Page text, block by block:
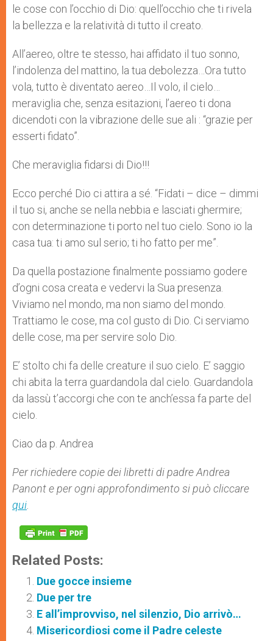
le cose con l’occhio di Dio: quell’occhio che ti rivela
la bellezza e la relatività di tutto il creato.
All’aereo, oltre te stesso, hai affidato il tuo sonno,
l’indolenza del mattino, la tua debolezza…Ora tutto
vola, tutto è diventato aereo…Il volo, il cielo…
meraviglia che, senza esitazioni, l’aereo ti dona
dicendoti con la vibrazione delle sue ali : “grazie per
esserti fidato”.
Che meraviglia fidarsi di Dio!!!
Ecco perché Dio ci attira a sé. “Fidati – dice – dimmi
il tuo si, anche se nella nebbia e lasciati ghermire;
con determinazione ti porto nel tuo cielo. Sono io la
casa tua: ti amo sul serio; ti ho fatto per me”.
Da quella postazione finalmente possiamo godere
d’ogni cosa creata e vedervi la Sua presenza.
Viviamo nel mondo, ma non siamo del mondo.
Trattiamo le cose, ma col gusto di Dio. Ci serviamo
delle cose, ma per servire solo Dio.
E’ stolto chi fa delle creature il suo cielo. E’ saggio
chi abita la terra guardandola dal cielo. Guardandola
da lassù t’accorgi che con te anch’essa fa parte del
cielo.
Ciao da p. Andrea
Per richiedere copie dei libretti di padre Andrea
Panont e per ogni approfondimento si può cliccare
qui.
Related Posts:
Due gocce insieme
Due per tre
E all’improvviso, nel silenzio, Dio arrivò…
Misericordiosi come il Padre celeste